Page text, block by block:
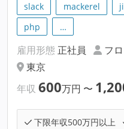
slack mackerel
php
…
雇用形態 正社員
フ
東京
年収 600万円 〜
下限年収500万円以上